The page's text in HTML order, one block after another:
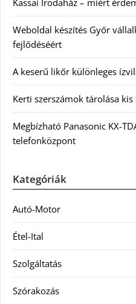
Weboldal készítés Győr
fejlődéséért
A keserű likőr különleges
Kerti szerszámok tárolása kis
Megbízható Panasonic KX-
telefonközpont
Kategóriák
Autó-Motor
Étel-Ital
Szolgáltatás
Szórakozás